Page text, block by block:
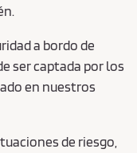
a bordo de
ser captada por los
en nuestros
de riesgo,